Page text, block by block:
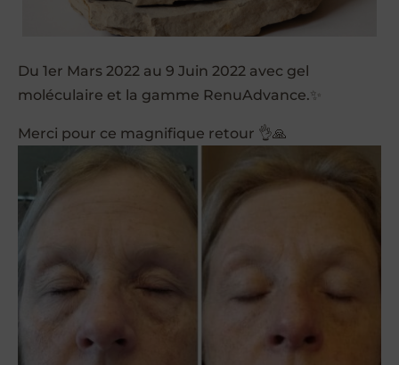
Du 1er Mars 2022 au 9 Juin 2022 avec gel
moléculaire et la gamme RenuAdvance.✨
Merci pour ce magnifique retour 👌🙏